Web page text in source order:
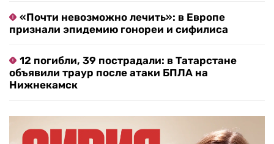
«Почти невозможно лечить»: в Европе
признали эпидемию гонореи и сифилиса
12 погибли, 39 пострадали: в Татарстане
объявили траур после атаки БПЛА на
Нижнекамск